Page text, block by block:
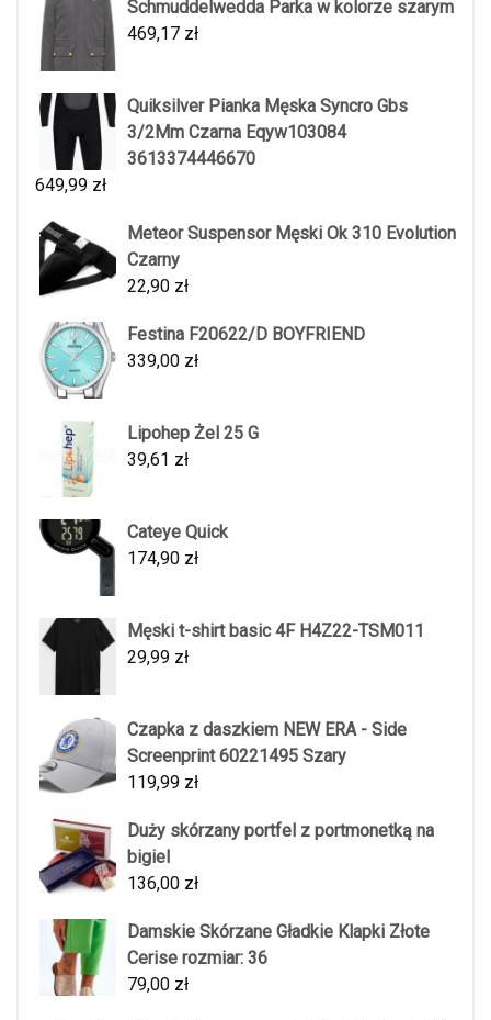
Schmuddelwedda Parka w kolorze szarym
469,17 zł
Quiksilver Pianka Męska Syncro Gbs
3/2Mm Czarna Eqyw103084
3613374446670
649,99 zł
Meteor Suspensor Męski Ok 310 Evolution
Czarny
22,90 zł
Festina F20622/D BOYFRIEND
339,00 zł
Lipohep Żel 25 G
39,61 zł
Cateye Quick
174,90 zł
Męski t-shirt basic 4F H4Z22-TSM011
29,99 zł
Czapka z daszkiem NEW ERA - Side
Screenprint 60221495 Szary
119,99 zł
Duży skórzany portfel z portmonetką na
bigiel
136,00 zł
Damskie Skórzane Gładkie Klapki Złote
Cerise rozmiar: 36
79,00 zł